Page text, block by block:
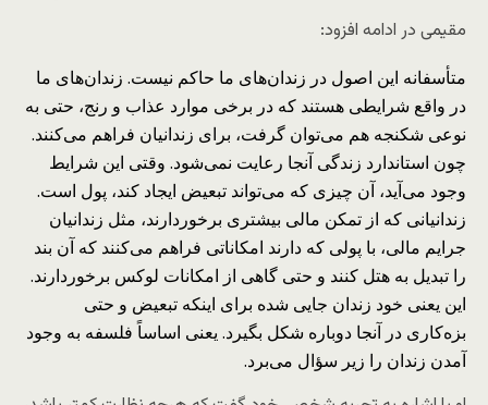
مقیمی در ادامه افزود:
متأسفانه این اصول در زندان‌های ما حاکم نیست. زندان‌های ما
در واقع شرایطی هستند که در برخی موارد عذاب و رنج، حتی به
نوعی شکنجه هم می‌توان گرفت، برای زندانیان فراهم می‌کنند.
چون استاندارد زندگی آنجا رعایت نمی‌شود. وقتی این شرایط
وجود می‌آید، آن چیزی که می‌تواند تبعیض ایجاد کند، پول است.
زندانیانی که از تمکن مالی بیشتری برخوردارند، مثل زندانیان
جرایم مالی، با پولی که دارند امکاناتی فراهم می‌کنند که آن بند
را تبدیل به هتل کنند و حتی گاهی از امکانات لوکس برخوردارند.
این یعنی خود زندان جایی شده برای اینکه تبعیض و حتی
بزه‌کاری در آنجا دوباره شکل بگیرد. یعنی اساساً فلسفه به وجود
آمدن زندان را زیر سؤال می‌برد.